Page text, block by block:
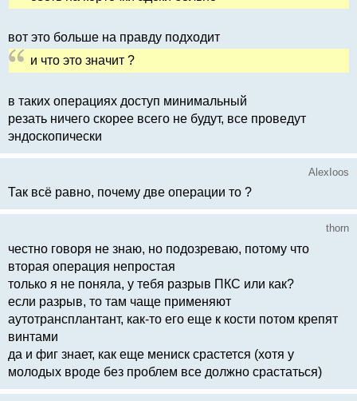
вот это больше на правду подходит
и что это значит ?
в таких операциях доступ минимальный
резать ничего скорее всего не будут, все проведут
эндоскопически
AlexIoos
Так всё равно, почему две операции то ?
thorn
честно говоря не знаю, но подозреваю, потому что
вторая операция непростая
только я не поняла, у тебя разрыв ПКС или как?
если разрыв, то там чаще применяют
аутотрансплантант, как-то его еще к кости потом крепят
винтами
да и фиг знает, как еще мениск срастется (хотя у
молодых вроде без проблем все должно срастаться)